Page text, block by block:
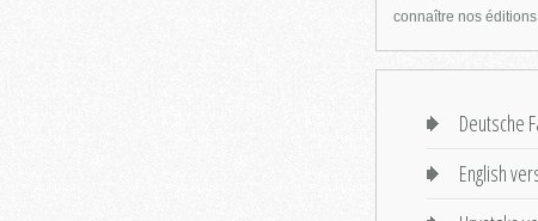
connaître nos
Deutsche
English